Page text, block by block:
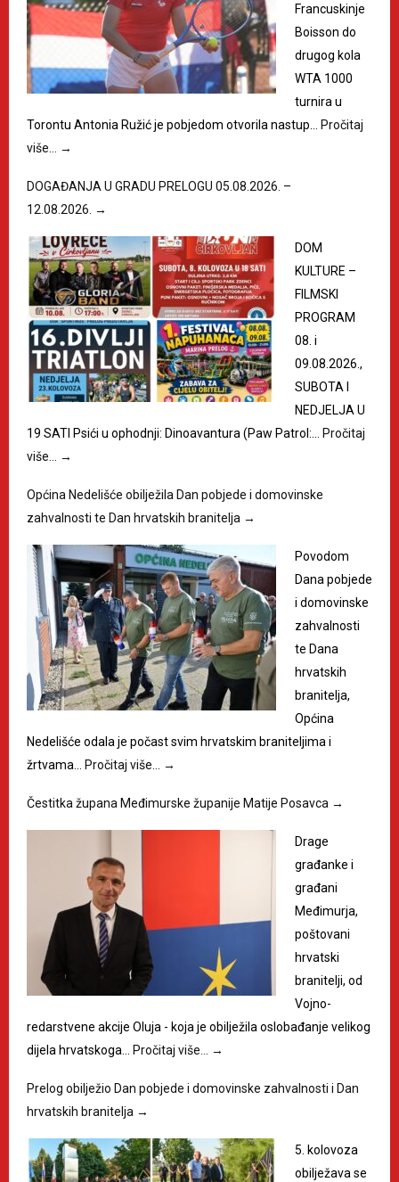
Francuskinje
Boisson do
drugog kola
WTA 1000
turnira u
Torontu Antonia Ružić je pobjedom otvorila nastup…
Pročitaj
više…
→
DOGAĐANJA U GRADU PRELOGU 05.08.2026. –
12.08.2026. →
DOM
KULTURE –
FILMSKI
PROGRAM
08. i
09.08.2026.,
SUBOTA I
NEDJELJA U
19 SATI Psići u ophodnji: Dinoavantura (Paw Patrol:…
Pročitaj
više…
→
Općina Nedelišće obilježila Dan pobjede i domovinske
zahvalnosti te Dan hrvatskih branitelja →
Povodom
Dana pobjede
i domovinske
zahvalnosti
te Dana
hrvatskih
branitelja,
Općina
Nedelišće odala je počast svim hrvatskim braniteljima i
žrtvama…
Pročitaj više… →
Čestitka župana Međimurske županije Matije Posavca →
Drage
građanke i
građani
Međimurja,
poštovani
hrvatski
branitelji, od
Vojno-
redarstvene akcije Oluja - koja je obilježila oslobađanje velikog
dijela hrvatskoga…
Pročitaj više… →
Prelog obilježio Dan pobjede i domovinske zahvalnosti i Dan
hrvatskih branitelja →
5. kolovoza
obilježava se